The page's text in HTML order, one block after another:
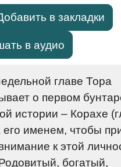
в закладки
в аудио
главе Тора
о первом
истории – Корахе
его именем, чтобы
к этой
богатый,